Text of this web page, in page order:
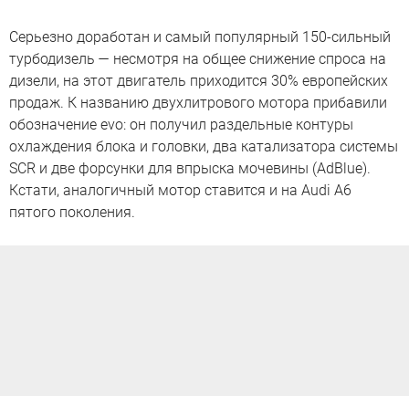
Серьезно доработан и самый популярный 150-сильный
турбодизель — несмотря на общее снижение спроса на
дизели, на этот двигатель приходится 30% европейских
продаж. К названию двухлитрового мотора прибавили
обозначение evo: он получил раздельные контуры
охлаждения блока и головки, два катализатора системы
SCR и две форсунки для впрыска мочевины (AdBlue).
Кстати, аналогичный мотор ставится и на Audi A6
пятого поколения.